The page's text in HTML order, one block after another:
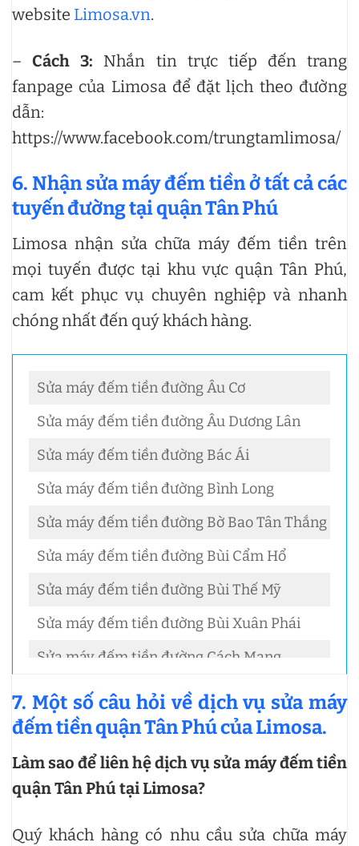
website Limosa.vn.
–Cách 3: Nhắn tin trực tiếp đến trang
fanpage của Limosa để đặt lịch theo đường
dẫn:
https://www.facebook.com/trungtamlimosa/
6. Nhận sửa máy đếm tiền ở tất cả các
tuyến đường tại quận Tân Phú
Limosa nhận sửa chữa máy đếm tiền trên
mọi tuyến được tại khu vực quận Tân Phú,
cam kết phục vụ chuyên nghiệp và nhanh
chóng nhất đến quý khách hàng.
Sửa máy đếm tiền đường Âu Cơ
Sửa máy đếm tiền đường Âu Dương Lân
Sửa máy đếm tiền đường Bác Ái
Sửa máy đếm tiền đường Bình Long
Sửa máy đếm tiền đường Bờ Bao Tân Thắng
Sửa máy đếm tiền đường Bùi Cẩm Hổ
Sửa máy đếm tiền đường Bùi Thế Mỹ
Sửa máy đếm tiền đường Bùi Xuân Phái
Sửa máy đếm tiền đường Cách Mạng
Sửa máy đếm tiền đường Cách Mạng Tháng 8
Sửa máy đếm tiền đường Cao thế
Sửa máy đếm tiền đường Cao Văn ngọc
Sửa máy đếm tiền đường Cầu Xéo
Sửa máy đếm tiền đường Cây Keo
7. Một số câu hỏi về dịch vụ sửa máy
đếm tiền quận Tân Phú của Limosa.
Làm sao để liên hệ dịch vụ sửa máy đếm tiền
quận Tân Phú tại Limosa?
Quý khách hàng có nhu cầu sửa chữa máy